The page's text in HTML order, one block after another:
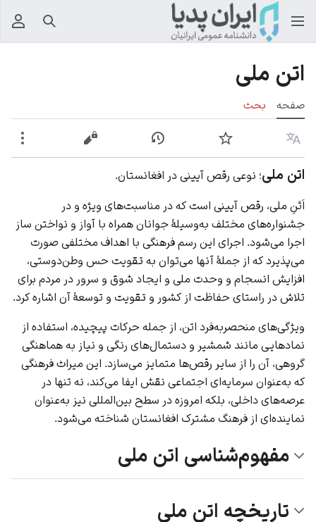
جستجو
اتن ملی
صفحه بحث
زبان پیگیری نمایش تاریخچهنمایش مبدأ
اتن ملی؛ نوعی رقص آیینی در افغانستان.
اَتَنِ ملی، رقص آیینی است که در مناسبت‌های ویژه و در
جشنواره‌های مختلف به‌وسیلهٔ جوانان همراه با آواز و نواختن ساز
اجرا می‌شود. اجرای این رسم فرهنگی با اهداف مختلفی صورت
می‌پذیرد که از جملهٔ آنها می‌توان به تقویت حس وطن‌دوستی،
افزایش انسجام و وحدت ملی و ایجاد شوق و سرور در مردم برای
تلاش در راستای حفاظت از کشور و تقویت و توسعهٔ آن اشاره کرد.
ویژگی‌های منحصربه‌فرد اتن، از جمله حرکات پیچیده، استفاده از
نمادهایی مانند شمشیر و دستمال‌های رنگی و نیاز به هماهنگی
گروهی، آن را از سایر رقص‌ها متمایز می‌سازد. این میراث فرهنگی
که به‌عنوان سرمایه‌ای اجتماعی نقش ایفا می‌کند، نه تنها در
عرصه‌های داخلی، بلکه امروزه در سطح بین‌المللی نیز به‌عنوان
نماینده‌ای از فرهنگ مشترک افغانستان شناخته می‌شود.
مفهوم‌شناسی اتن ملی
تاریخچه اتن ملی